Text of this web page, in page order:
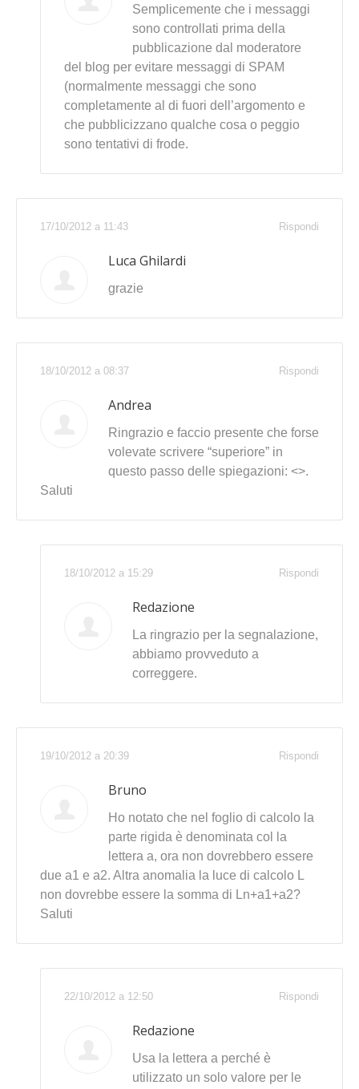
Semplicemente che i messaggi
sono controllati prima della
pubblicazione dal moderatore
del blog per evitare messaggi di SPAM
(normalmente messaggi che sono
completamente al di fuori dell’argomento e
che pubblicizzano qualche cosa o peggio
sono tentativi di frode.
Rispondi
17/10/2012 a 11:43
Luca Ghilardi
grazie
Rispondi
18/10/2012 a 08:37
Andrea
Ringrazio e faccio presente che forse
volevate scrivere “superiore” in
questo passo delle spiegazioni: <>.
Saluti
Rispondi
18/10/2012 a 15:29
Redazione
La ringrazio per la segnalazione,
abbiamo provveduto a
correggere.
Rispondi
19/10/2012 a 20:39
Bruno
Ho notato che nel foglio di calcolo la
parte rigida è denominata col la
lettera a, ora non dovrebbero essere
due a1 e a2. Altra anomalia la luce di calcolo L
non dovrebbe essere la somma di Ln+a1+a2?
Saluti
Rispondi
22/10/2012 a 12:50
Redazione
Usa la lettera a perché è
utilizzato un solo valore per le